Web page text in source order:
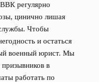
регулярно
цинично лишая
Чтобы
и остаться
военный юрист. Мы
в
работать по